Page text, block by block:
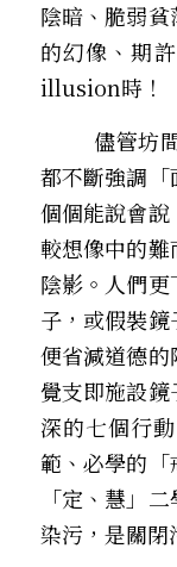
陰暗、脆弱
的幻像、期
illusion時！
都不斷強調「
個個能說會
較想像中的難
陰影。人們
子，或假裝
便省減道德
覺支即施設鏡
深的七個行
範、必學的
「定、慧」
染污，是關閉